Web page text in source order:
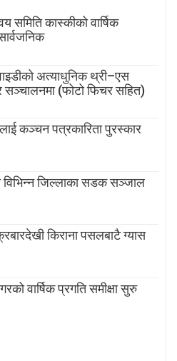
समिति कास्कीको वार्षिक
अत्याधुनिक थ्री–एस
सञ्चालनमा (फोटो फिचर सहित)
कञ्चन पत्रकारिता पुरस्कार
विभिन्न जिल्लाका सडक सञ्जाल
किराना पसलबाटै ग्यास
वार्षिक प्रगति समीक्षा सुरु